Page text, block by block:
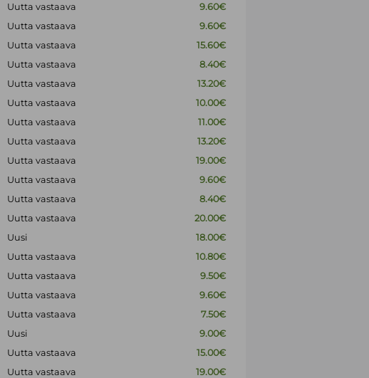
Uutta vastaava
9.60€
Uutta vastaava
9.60€
Uutta vastaava
15.60€
Uutta vastaava
8.40€
Uutta vastaava
13.20€
Uutta vastaava
10.00€
Uutta vastaava
11.00€
Uutta vastaava
13.20€
Uutta vastaava
19.00€
Uutta vastaava
9.60€
Uutta vastaava
8.40€
Uutta vastaava
20.00€
Uusi
18.00€
Uutta vastaava
10.80€
Uutta vastaava
9.50€
Uutta vastaava
9.60€
Uutta vastaava
7.50€
Uusi
9.00€
Uutta vastaava
15.00€
Uutta vastaava
19.00€